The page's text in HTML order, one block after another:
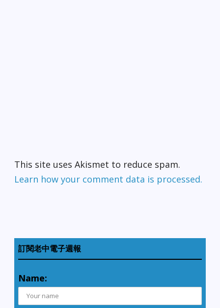
This site uses Akismet to reduce spam.
Learn how your comment data is processed.
訂閱老中電子週報
Name: